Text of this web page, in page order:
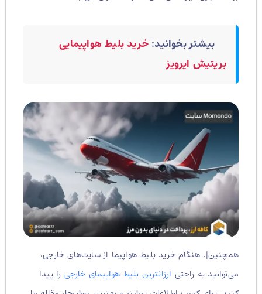
بیشتر بخوانید:خرید بلیط هواپیمایی
بریتیش ایرویز
همچنین|، هنگام خرید بلیط هواپیما از سایت‌های خارجی،
می‌توانید به راحتیارزانترین بلیط هواپیمای خارجیرا پیدا